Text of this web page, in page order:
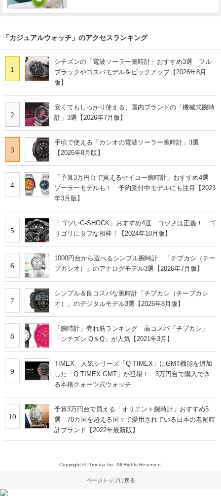
「カジュアルウォッチ」のアクセスランキング
1
シチズンの「電波ソーラー腕時計」おすすめ3選 フル
ブラックやコスパモデルをピックアップ【2026年8月
版】
2
安くてもしっかり使える、国内ブランドの「機械式腕時
計」3選【2026年7月版】
3
手頃で使える「カシオの電波ソーラー腕時計」3選
【2026年8月版】
4
「予算3万円台で買えるセイコー腕時計」おすすめ4選
ソーラーモデルも！ 予約受付中モデルにも注目【2023
年3月版】
5
「ゴツいG-SHOCK」おすすめ4選 ゴツさは正義！ ゴ
リゴリにタフな相棒！【2024年10月版】
6
1000円台から選べるシンプル腕時計 「チプカシ（チー
プカシオ）」のアナログモデル3選【2026年7月版】
7
シンプル＆良コスパな腕時計「チプカシ（チープカシ
オ）」のデジタルモデル3選【2026年8月版】
8
「腕時計」売れ筋ランキング 高コスパ「チプカシ」
「シチズン Q＆Q」が人気【2021年3月】
9
TIMEX、人気シリーズ「Q TIMEX」にGMT機能を追加
した「Q TIMEX GMT」が登場！ 3万円台で購入でき
る本格クォーツ式ウォッチ
10
予算3万円台で買える「オリエント腕時計」おすすめ5
選 70カ国を超える国々で愛用されている日本の老舗時
計ブランド【2022年最新版】
Copyright © ITmedia Inc. All Rights Reserved.
ページトップに戻る